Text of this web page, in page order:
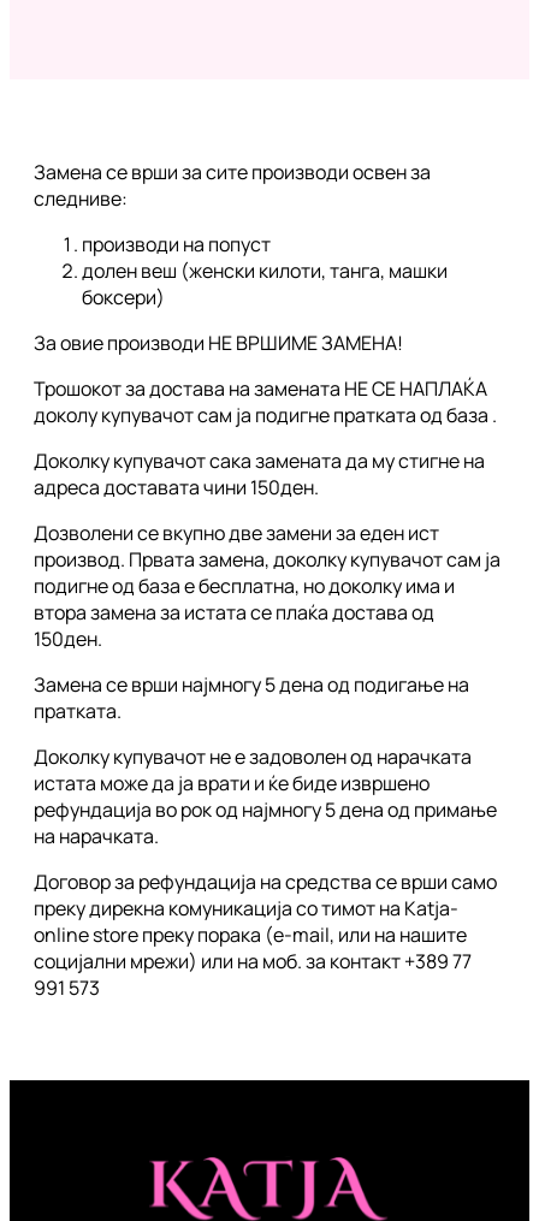
Замена се врши за сите производи освен за
следниве:
производи на попуст
долен веш (женски килоти, танга, машки
боксери)
За овие производи НЕ ВРШИМЕ ЗАМЕНА!
Трошокот за достава на замената НЕ СЕ НАПЛАЌА
доколу купувачот сам ја подигне пратката од база .
Доколку купувачот сака замената да му стигне на
адреса доставата чини 150ден.
Дозволени се вкупно две замени за еден ист
производ. Првата замена, доколку купувачот сам ја
подигне од база е бесплатна, но доколку има и
втора замена за истата се плаќа достава од
150ден.
Замена се врши најмногу 5 дена од подигање на
пратката.
Доколку купувачот не е задоволен од нарачката
истата може да ја врати и ќе биде извршено
рефундација во рок од најмногу 5 дена од примање
на нарачката.
Договор за рефундација на средства се врши само
преку дирекна комуникација со тимот на Katja-
online store преку порака (e-mail, или на нашите
социјални мрежи) или на моб. за контакт +389 77
991 573